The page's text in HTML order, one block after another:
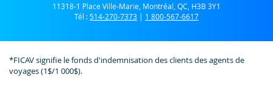
11318-1 Place Ville-Marie, Montréal, QC, H3B 3Y1
Tél :514-270-7373 | 1 800-567-6617
*FICAV signifie le fonds d'indemnisation des clients des agents de
voyages (1$/1 000$).